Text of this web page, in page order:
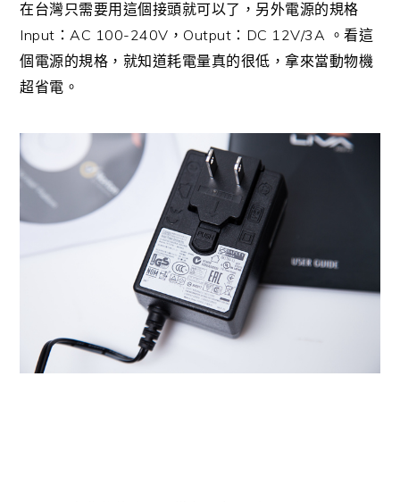
在台灣只需要用這個接頭就可以了，另外電源的規格
Input ： AC 100-240V ， Output ： DC 12V/3A
。看這
個電源的規格，就知道耗電量真的很低，拿來當動物機
超省電。